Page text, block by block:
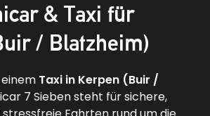
& Taxi für
/ Blatzheim)
Taxi in Kerpen (Buir /
7 Sieben steht für sichere,